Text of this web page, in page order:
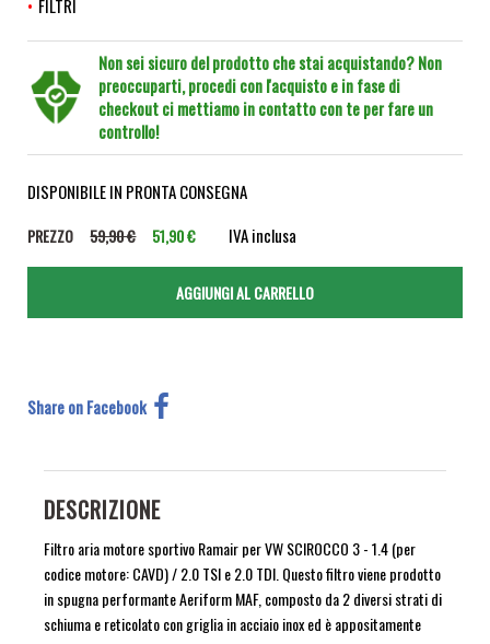
FILTRI
Non sei sicuro del prodotto che stai acquistando? Non
preoccuparti, procedi con l'acquisto e in fase di
checkout ci mettiamo in contatto con te per fare un
controllo!
DISPONIBILE IN PRONTA CONSEGNA
PREZZO 59,90 € 51,90 € IVA inclusa
Share on Facebook
DESCRIZIONE
Filtro aria motore sportivo Ramair per VW SCIROCCO 3 - 1.4 (per
codice motore: CAVD) / 2.0 TSI e 2.0 TDI. Questo filtro viene prodotto
in spugna performante Aeriform MAF, composto da 2 diversi strati di
schiuma e reticolato con griglia in acciaio inox ed è appositamente